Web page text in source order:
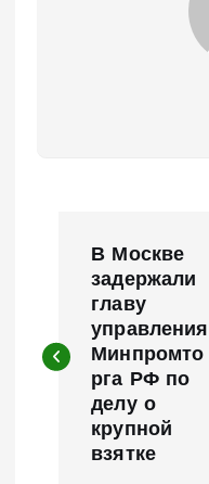
в
В Москве
задержали
главу
управления
Минпромто
рга РФ по
делу о
крупной
взятке